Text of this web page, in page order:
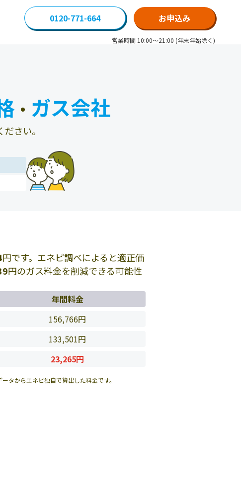
0120-771-664 お申込み
営業時間 10:00～21:00 (年末年始除く)
・ ガス会社
さい。
円です。エネピ調べによると適正価
円のガス料金を削減できる可能性
年間料金
156,766円
133,501円
23,265円
タからエネピ独自で算出した料金です。